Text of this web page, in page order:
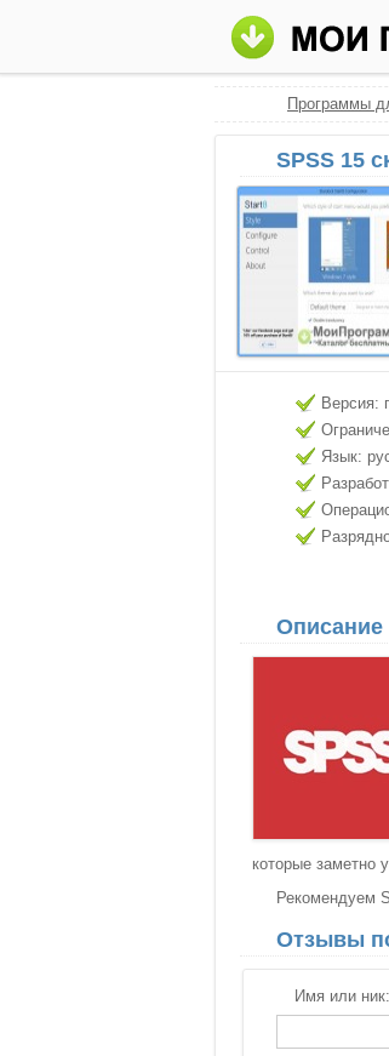
Программы
SPSS 15
Версия:
Язык:
которые заметно
Рекомендуем
Отзывы
Имя или ник: